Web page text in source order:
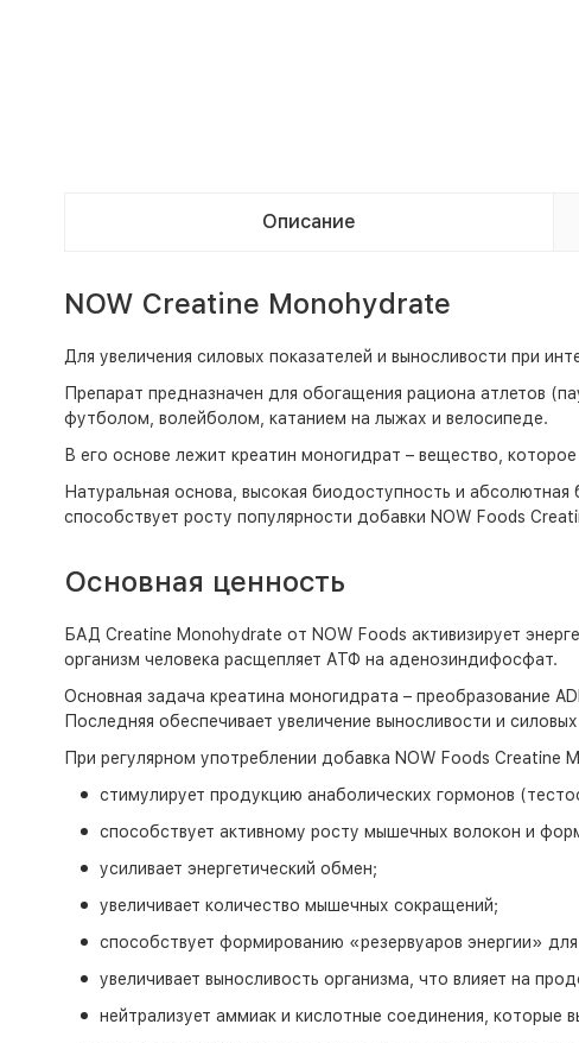
Описание
NOW Creatine Monohydrate
Для увеличения силовых показателей и выносливости при
Препарат предназначен для обогащения рациона атлетов
футболом, волейболом, катанием на лыжах и велосипеде.
В его основе лежит креатин моногидрат – вещество,
Натуральная основа, высокая биодоступность и
способствует росту популярности добавки NOW Foods
Основная ценность
БАД Creatine Monohydrate от NOW Foods активизирует
организм человека расщепляет АТФ на аденозиндифосфат.
Основная задача креатина моногидрата – преобразование
Последняя обеспечивает увеличение выносливости и
При регулярном употреблении добавка NOW Foods Creatine
стимулирует продукцию анаболических гормонов
способствует активному росту мышечных волокон и
усиливает энергетический обмен;
увеличивает количество мышечных сокращений;
способствует формированию «резервуаров энергии»
увеличивает выносливость организма, что влияет на
нейтрализует аммиак и кислотные соединения, которые